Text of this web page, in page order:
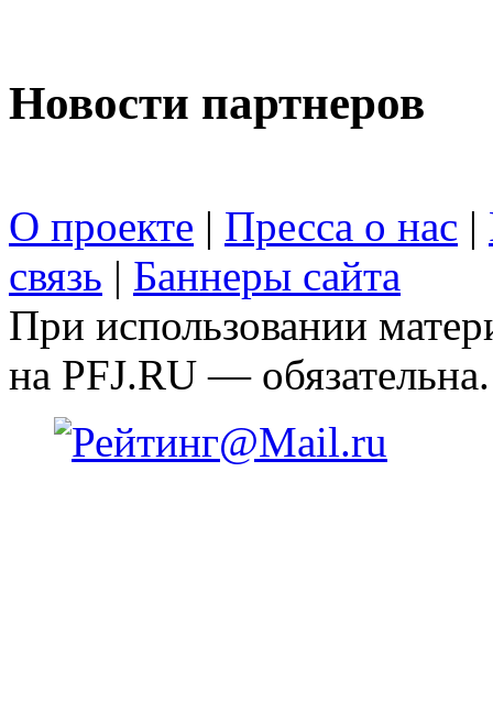
Новости партнеров
О проекте | Пресса о нас |
связь | Баннеры сайта
При использовании
на PFJ.RU — обязательна.